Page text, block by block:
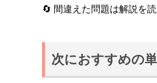
🔄 間違えた問題は解説を
次におすすめの